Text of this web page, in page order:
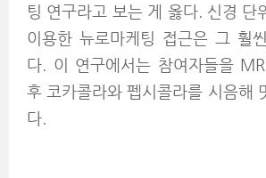
팅 연구라고 보는 게 옳다. 신경 단
이용한 뉴로마케팅 접근은 그 훨
다. 이 연구에서는 참여자들을
후 코카콜라와 펩시콜라를 시음해
다.